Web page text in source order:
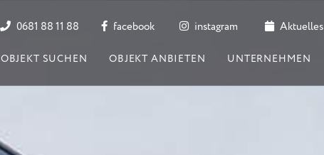
0681 88 11 88 facebook instagram Aktuelles
OBJEKT SUCHEN OBJEKT ANBIETEN UNTERNEHMEN